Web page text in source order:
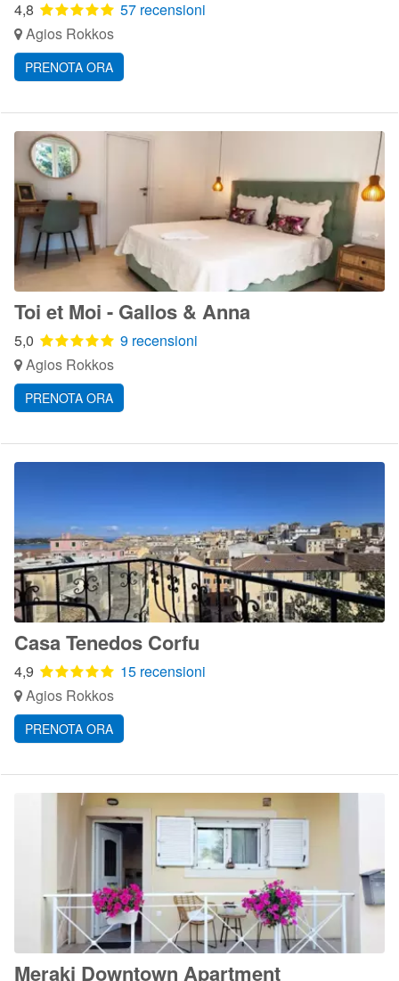
4,8
57 recensioni
Agios Rokkos
PRENOTA ORA
Toi et Moi - Gallos & Anna
5,0
9 recensioni
Agios Rokkos
PRENOTA ORA
Casa Tenedos Corfu
4,9
15 recensioni
Agios Rokkos
PRENOTA ORA
Meraki Downtown Apartment